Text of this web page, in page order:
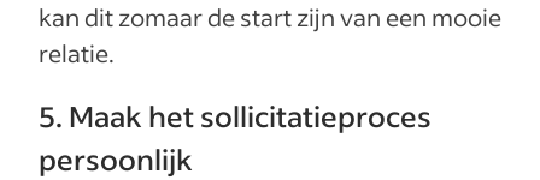
kan dit zomaar de start zijn van een mooie
relatie.
5. Maak het sollicitatieproces
persoonlijk